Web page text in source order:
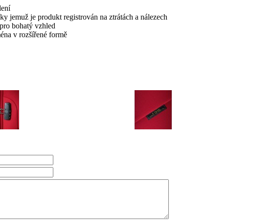
jemuž je produkt registrován na ztrátách a nálezech
bohatý vzhled
v rozšířené formě